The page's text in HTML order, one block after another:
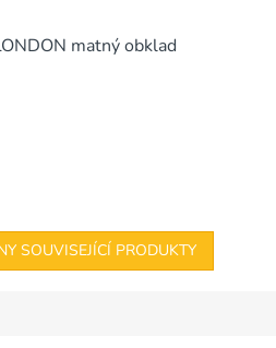
matný obklad
SOUVISEJÍCÍ PRODUKTY